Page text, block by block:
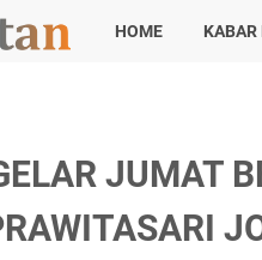
HOME KABAR
JUMAT